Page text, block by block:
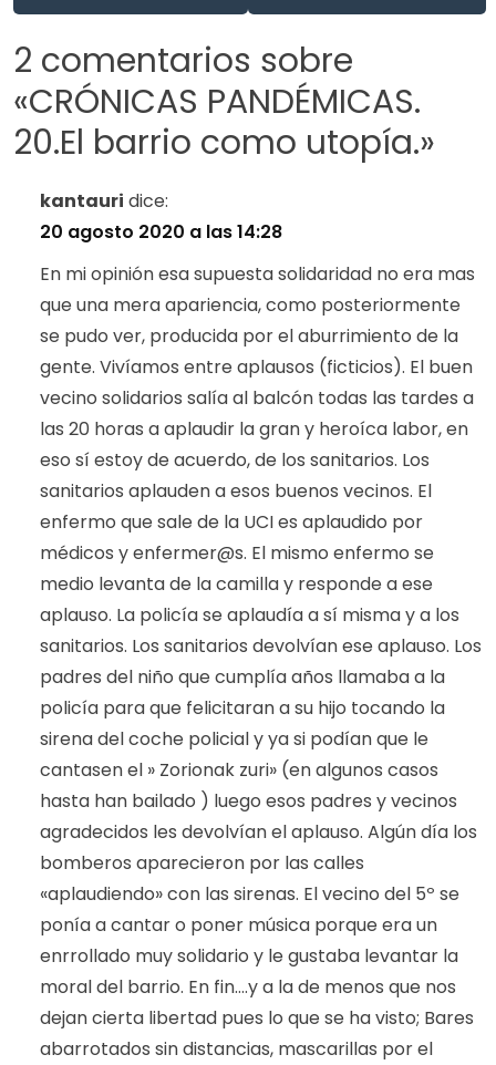
2 comentarios sobre
«CRÓNICAS PANDÉMICAS.
20.El barrio como utopía.»
kantauri dice:
20 agosto 2020 a las 14:28
En mi opinión esa supuesta solidaridad no era mas
que una mera apariencia, como posteriormente
se pudo ver, producida por el aburrimiento de la
gente. Vivíamos entre aplausos (ficticios). El buen
vecino solidarios salía al balcón todas las tardes a
las 20 horas a aplaudir la gran y heroíca labor, en
eso sí estoy de acuerdo, de los sanitarios. Los
sanitarios aplauden a esos buenos vecinos. El
enfermo que sale de la UCI es aplaudido por
médicos y enfermer@s. El mismo enfermo se
medio levanta de la camilla y responde a ese
aplauso. La policía se aplaudía a sí misma y a los
sanitarios. Los sanitarios devolvían ese aplauso. Los
padres del niño que cumplía años llamaba a la
policía para que felicitaran a su hijo tocando la
sirena del coche policial y ya si podían que le
cantasen el » Zorionak zuri» (en algunos casos
hasta han bailado ) luego esos padres y vecinos
agradecidos les devolvían el aplauso. Algún día los
bomberos aparecieron por las calles
«aplaudiendo» con las sirenas. El vecino del 5º se
ponía a cantar o poner música porque era un
enrrollado muy solidario y le gustaba levantar la
moral del barrio. En fin….y a la de menos que nos
dejan cierta libertad pues lo que se ha visto; Bares
abarrotados sin distancias, mascarillas por el